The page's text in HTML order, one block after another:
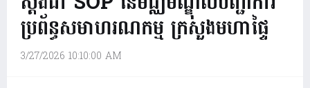
ប្រព័ន្ធសមាហរណកម្ម ក្រសួងមហាផ្ទៃ
3/27/2026 10:10:00 AM